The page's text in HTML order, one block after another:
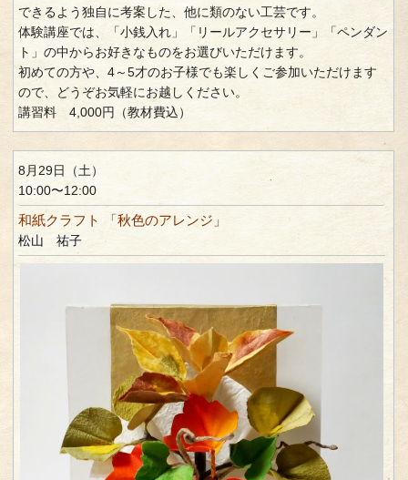
できるよう独自に考案した、他に類のない工芸です。
体験講座では、「小銭入れ」「リールアクセサリー」「ペンダン
ト」の中からお好きなものをお選びいただけます。
初めての方や、4～5才のお子様でも楽しくご参加いただけます
ので、どうぞお気軽にお越しください。
講習料 4,000円（教材費込）
8月29日（土）
10:00〜12:00
和紙クラフト 「秋色のアレンジ」
松山 祐子